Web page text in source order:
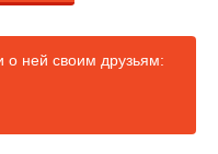
о ней своим друзьям: